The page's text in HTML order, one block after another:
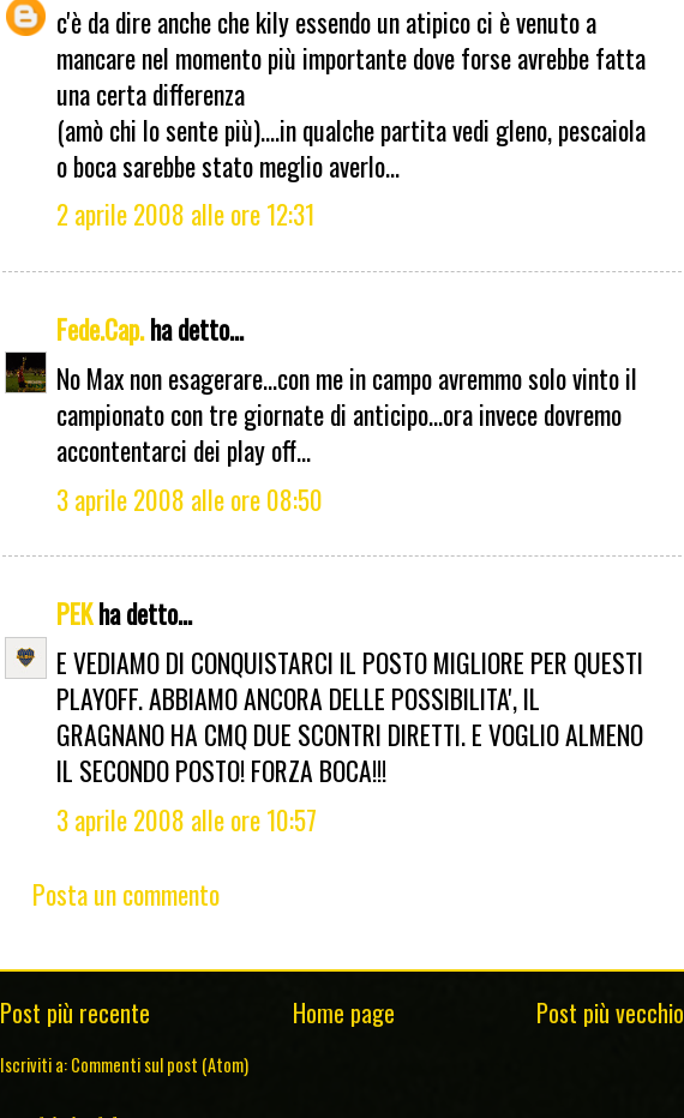
c'è da dire anche che kily essendo un atipico ci è venuto a
mancare nel momento più importante dove forse avrebbe fatta
una certa differenza
(amò chi lo sente più)....in qualche partita vedi gleno, pescaiola
o boca sarebbe stato meglio averlo...
2 aprile 2008 alle ore 12:31
Fede.Cap.ha detto...
No Max non esagerare...con me in campo avremmo solo vinto il
campionato con tre giornate di anticipo...ora invece dovremo
accontentarci dei play off...
3 aprile 2008 alle ore 08:50
PEKha detto...
E VEDIAMO DI CONQUISTARCI IL POSTO MIGLIORE PER QUESTI
PLAYOFF. ABBIAMO ANCORA DELLE POSSIBILITA', IL
GRAGNANO HA CMQ DUE SCONTRI DIRETTI. E VOGLIO ALMENO
IL SECONDO POSTO! FORZA BOCA!!!
3 aprile 2008 alle ore 10:57
Posta un commento
Post più recente Post più vecchio
Home page
Iscriviti a:Commenti sul post (Atom)